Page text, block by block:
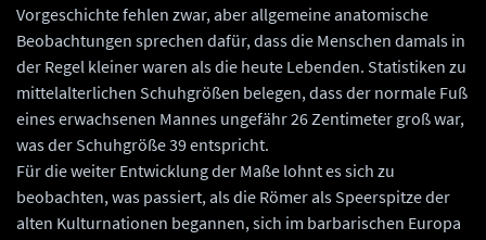
Vorgeschichte fehlen zwar, aber allgemeine anatomische
Beobachtungen sprechen dafür, dass die Menschen damals in
der Regel kleiner waren als die heute Lebenden. Statistiken zu
mittelalterlichen Schuhgrößen belegen, dass der normale Fuß
eines erwachsenen Mannes ungefähr 26 Zentimeter groß war,
was der Schuhgröße 39 entspricht.
Für die weiter Entwicklung der Maße lohnt es sich zu
beobachten, was passiert, als die Römer als Speerspitze der
alten Kulturnationen begannen, sich im barbarischen Europa